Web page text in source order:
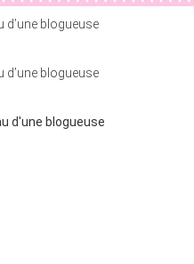
d’une blogueuse
d’une blogueuse
d'une blogueuse